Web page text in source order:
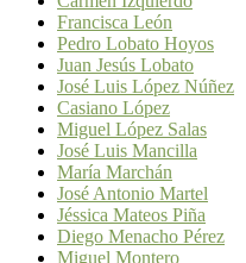
Francisca León
Pedro Lobato Hoyos
Juan Jesús Lobato
José Luis López Núñez
Casiano López
Miguel López Salas
José Luis Mancilla
María Marchán
José Antonio Martel
Jéssica Mateos Piña
Diego Menacho Pérez
Miguel Montero